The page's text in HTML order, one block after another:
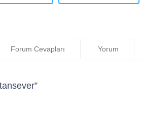
Forum Cevapları Yorum